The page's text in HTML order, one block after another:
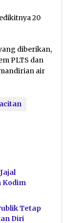
20
diberikan,
PLTS dan
air
Kodim
Tetap
Diri